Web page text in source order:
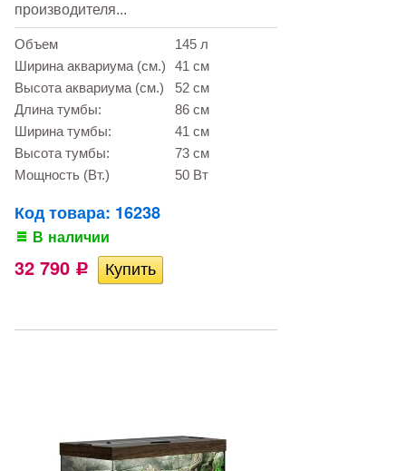
производителя...
Объем
145 л
Ширина аквариума (см.)
41 см
Высота аквариума (см.)
52 см
Длина тумбы:
86 см
Ширина тумбы:
41 см
Высота тумбы:
73 см
Мощность (Вт.)
50 Вт
Код товара: 16238
В наличии
32 790 Р